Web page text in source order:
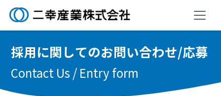
採用に関してのお問い合わせ/応募
Contact Us / Entry form